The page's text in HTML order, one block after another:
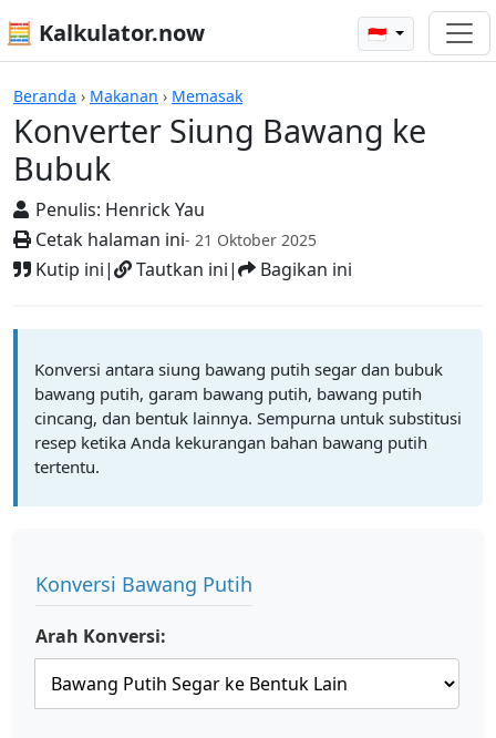
🧮 Kalkulator.now 🇮🇩
Beranda › Makanan › Memasak
Konverter Siung Bawang ke
Bubuk
Penulis: Henrick Yau
Cetak halaman ini- 21 Oktober 2025
Kutip ini| Tautkan ini| Bagikan ini
Kalkulator-kalkulator
Konversi antara siung bawang putih segar dan bubuk
bawang putih, garam bawang putih, bawang putih
cincang, dan bentuk lainnya. Sempurna untuk substitusi
resep ketika Anda kekurangan bahan bawang putih
tertentu.
Konversi Bawang Putih
Arah Konversi: